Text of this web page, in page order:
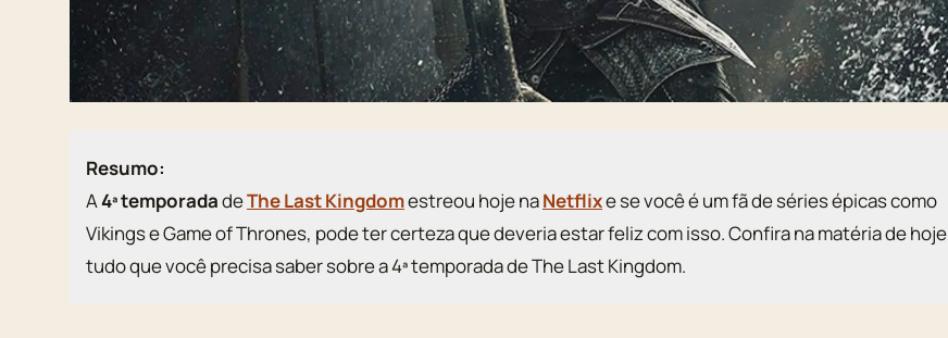
Resumo:
A4ª temporadadeThe Last Kingdomestreou hoje naNetflixe se você é um fã de séries épicas como
Vikings e Game of Thrones, pode ter certeza que deveria estar feliz com isso. Confira na matéria de hoje
tudo que você precisa saber sobre a 4ª temporada de The Last Kingdom.